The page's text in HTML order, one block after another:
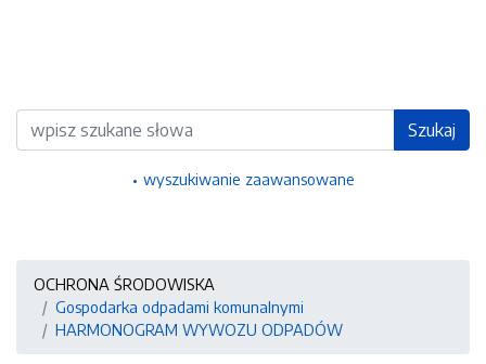
Wyszukiwarka Szukaj
wyszukiwanie zaawansowane
OCHRONA ŚRODOWISKA
Gospodarka odpadami komunalnymi
HARMONOGRAM WYWOZU ODPADÓW